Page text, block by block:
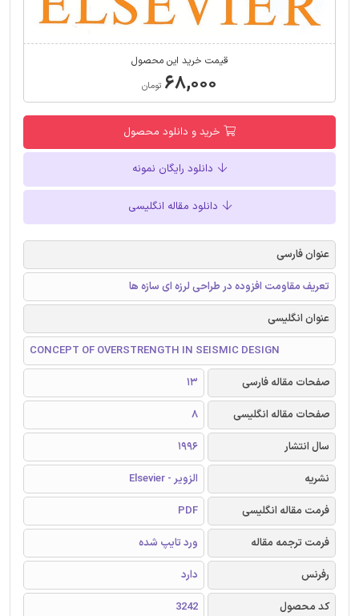
قیمت خرید این محصول
۶۸,۰۰۰ تومان
خرید و دانلود محصول
دانلود رایگان نمونه
دانلود مقاله انگلیسی
عنوان فارسی
تعریف مقاومت افزوده در طراحی لرزه ای سازه ها
عنوان انگلیسی
CONCEPT OF OVERSTRENGTH IN SEISMIC DESIGN
صفحات مقاله فارسی
13
صفحات مقاله انگلیسی
8
سال انتشار
1996
نشریه
الزویر - Elsevier
فرمت مقاله انگلیسی
PDF
فرمت ترجمه مقاله
ورد تایپ شده
رفرنس
دارد
کد محصول
3242